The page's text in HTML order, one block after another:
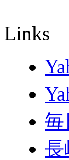
Links
毎
長